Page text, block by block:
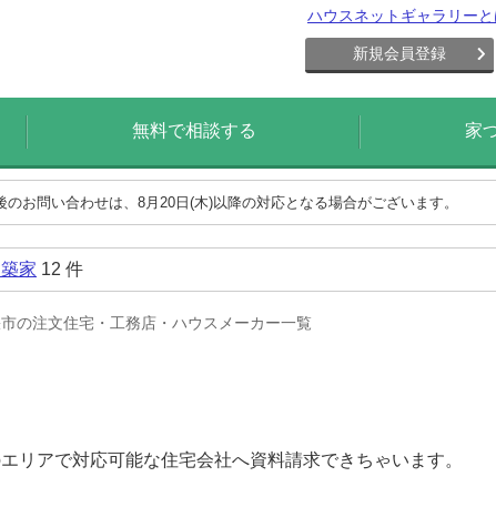
ハウスネットギャラリーと
新規会員登録
無料で相談する 家
のお問い合わせは、8月20日(木)以降の対応となる場合がございます。
家 12 件
の注文住宅・工務店・ハウスメーカー一覧
リアで対応可能な住宅会社へ資料請求できちゃいます。